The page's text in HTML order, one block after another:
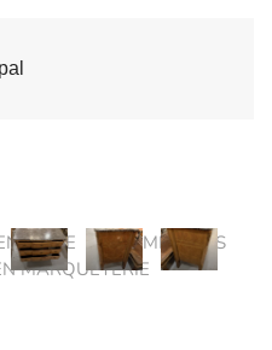
LIGNE
MEUBLES
MARQUETERIE